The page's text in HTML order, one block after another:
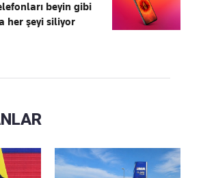
beyin gibi
her şeyi siliyor